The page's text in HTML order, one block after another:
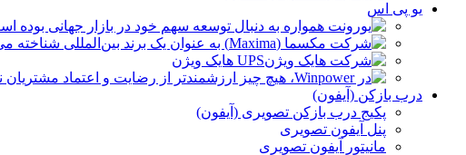
یو پی اس
UPS هایک ویژن
درب بازکن (آیفون)
پکیج درب بازکن تصویری (آیفون)
پنل آیفون تصویری
مانیتور آیفون تصویری